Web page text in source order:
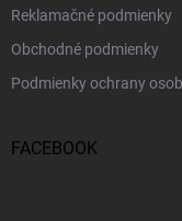
Reklamačné podmienky
Obchodné podmienky
Podmienky ochrany
FACEBOOK